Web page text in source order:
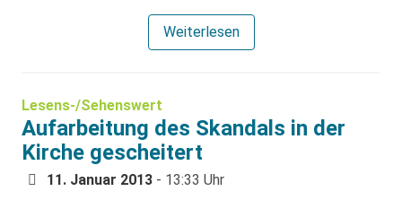
Weiterlesen
Lesens-/Sehenswert
Aufarbeitung des Skandals in der
Kirche gescheitert
11. Januar 2013 - 13:33 Uhr